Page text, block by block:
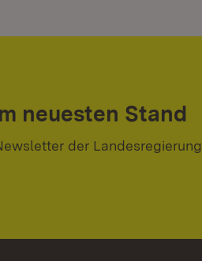
neuesten Stand
der Landesregierung.